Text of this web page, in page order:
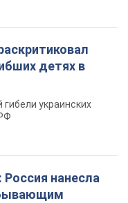
детях в
украинских
нанесла